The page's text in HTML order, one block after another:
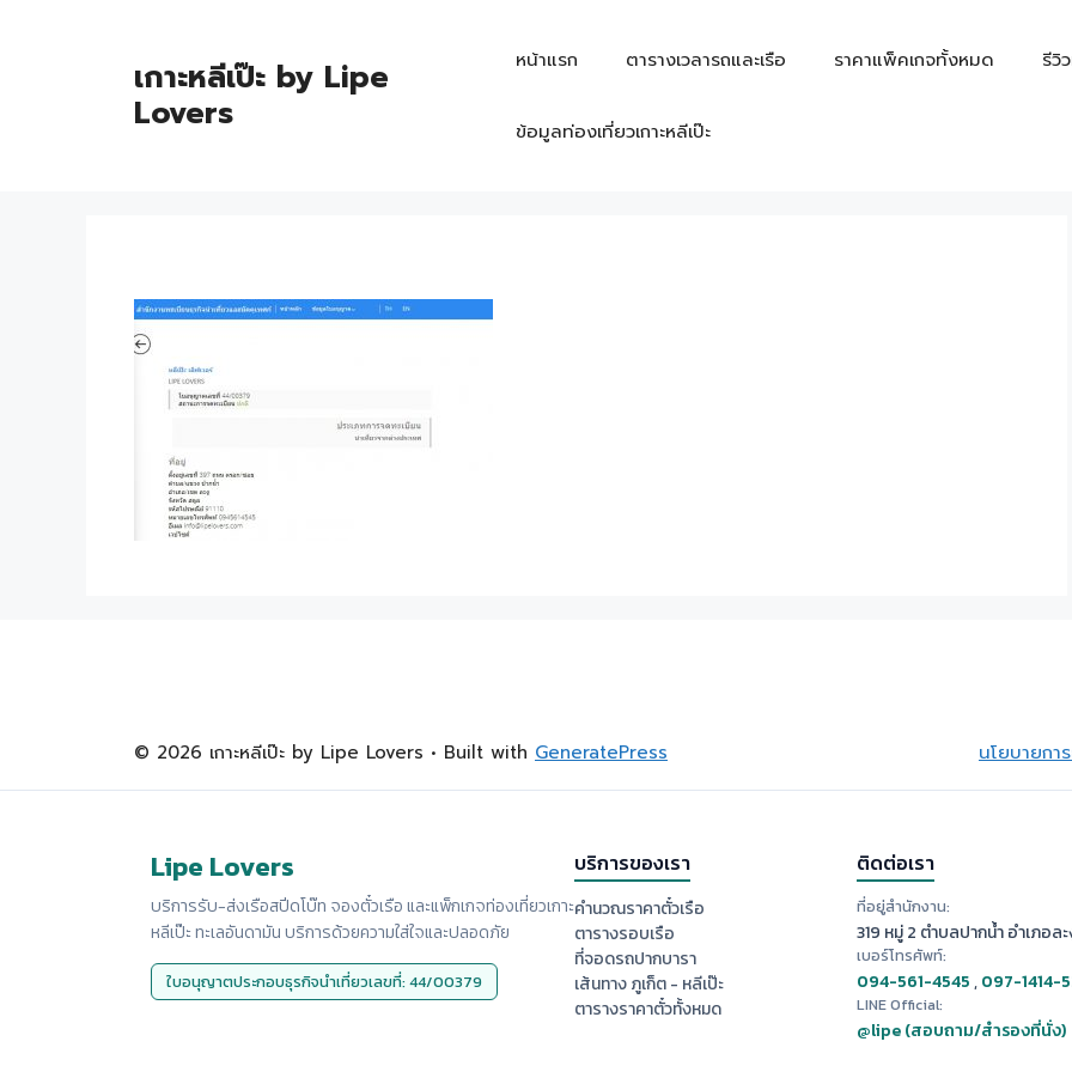
เกาะหลีเป๊ะ by Lipe
Lovers
หน้าแรก ตารางเวลารถและเรือ ราคาแพ็คเกจทั้งหมด รีวิ
ข้อมูลท่องเที่ยวเกาะหลีเป๊ะ
นโยบายกา
© 2026 เกาะหลีเป๊ะ by Lipe Lovers • Built with GeneratePress
Lipe Lovers
บริการรับ-ส่งเรือสปีดโบ๊ท จองตั๋วเรือ และแพ็กเกจท่องเที่ยวเกาะ
หลีเป๊ะ ทะเลอันดามัน บริการด้วยความใส่ใจและปลอดภัย
ใบอนุญาตประกอบธุรกิจนำเที่ยวเลขที่: 44/00379
บริการของเรา
คำนวณราคาตั๋วเรือ
ตารางรอบเรือ
ที่จอดรถปากบารา
เส้นทาง ภูเก็ต - หลีเป๊ะ
ตารางราคาตั๋วทั้งหมด
ติดต่อเรา
ที่อยู่สำนักงาน:
319 หมู่ 2 ตำบลปากน้ำ อำเภอล
เบอร์โทรศัพท์:
094-561-4545,097-1414-
LINE Official:
@lipe (สอบถาม/สำรองที่นั่ง)